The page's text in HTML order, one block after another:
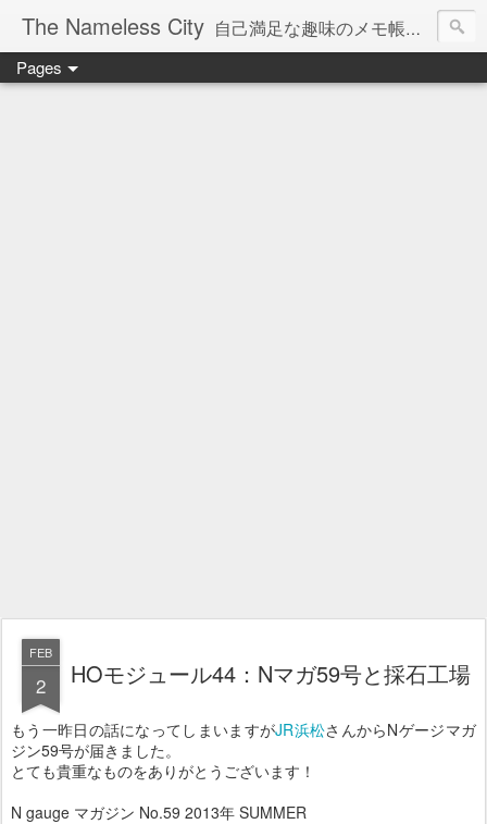
The Nameless City 自己満足な趣味のメモ帳です。現在欧州型H0鉄道模型をメインに書いています。
Pages
FEB
2 HOモジュール44：Nマガ59号と採石工場
もう一昨日の話になってしまいますがJR浜松さんからNゲージマガ
ジン59号が届きました。
とても貴重なものをありがとうございます！
N gauge マガジン No.59 2013年 SUMMER